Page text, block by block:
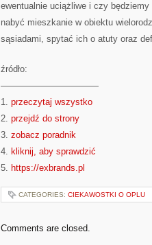
ewentualnie uciążliwe i czy
nabyć mieszkanie w obiektu
sąsiadami, spytać ich o atuty oraz
źródło:
———————————
1. przeczytaj wszystko
2. przejdź do strony
3. zobacz poradnik
4. kliknij, aby sprawdzić
5. https://exbrands.pl
CATEGORIES: CIEKAWOSTKI O OPLU
Comments are closed.